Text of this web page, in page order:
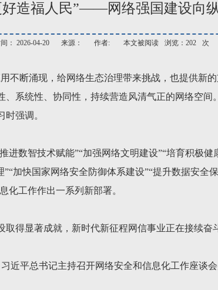
好造福人民”——网络强国建设向
： 2026-04-20 来源： 作者: 本文被阅读 浏览：202 次
不断涌现，给网络生态治理带来挑战，也提供新
系统性、协同性，持续营造风清气正的网络空间
强调。
进数智技术赋能”“加强网络文明建设”“培育积极
”“加快国家网络安全防御体系建设”“提升数据安全
工作作出一系列新部署。
得显著成就，新时代新征程网信事业正在接续奋
近平总书记主持召开网络安全和信息化工作座谈